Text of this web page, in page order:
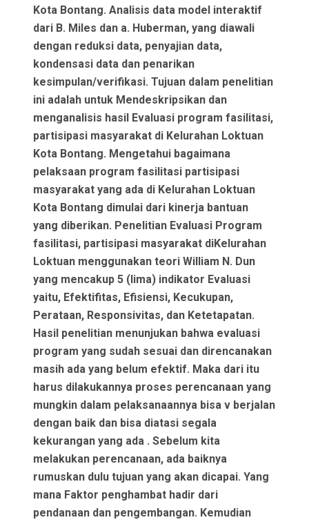
Kota Bontang. Analisis data model interaktif
dari B. Miles dan a. Huberman, yang diawali
dengan reduksi data, penyajian data,
kondensasi data dan penarikan
kesimpulan/verifikasi. Tujuan dalam penelitian
ini adalah untuk Mendeskripsikan dan
menganalisis hasil Evaluasi program fasilitasi,
partisipasi masyarakat di Kelurahan Loktuan
Kota Bontang. Mengetahui bagaimana
pelaksaan program fasilitasi partisipasi
masyarakat yang ada di Kelurahan Loktuan
Kota Bontang dimulai dari kinerja bantuan
yang diberikan. Penelitian Evaluasi Program
fasilitasi, partisipasi masyarakat diKelurahan
Loktuan menggunakan teori William N. Dun
yang mencakup 5 (lima) indikator Evaluasi
yaitu, Efektifitas, Efisiensi, Kecukupan,
Perataan, Responsivitas, dan Ketetapatan.
Hasil penelitian menunjukan bahwa evaluasi
program yang sudah sesuai dan direncanakan
masih ada yang belum efektif. Maka dari itu
harus dilakukannya proses perencanaan yang
mungkin dalam pelaksanaannya bisa v berjalan
dengan baik dan bisa diatasi segala
kekurangan yang ada . Sebelum kita
melakukan perencanaan, ada baiknya
rumuskan dulu tujuan yang akan dicapai. Yang
mana Faktor penghambat hadir dari
pendanaan dan pengembangan. Kemudian